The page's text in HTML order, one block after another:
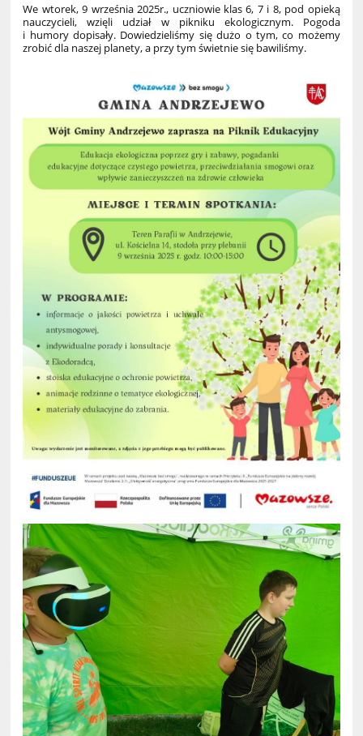
We wtorek, 9 września 2025r., uczniowie klas 6, 7 i 8, pod opieką
nauczycieli, wzięli udział w pikniku ekologicznym. Pogoda
i humory dopisały. Dowiedzieliśmy się dużo o tym, co możemy
zrobić dla naszej planety, a przy tym świetnie się bawiliśmy.